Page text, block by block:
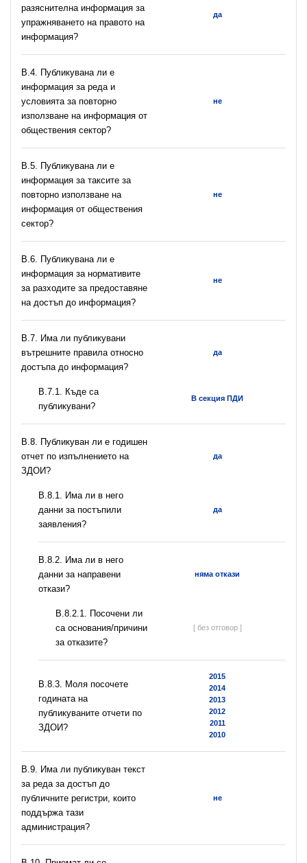
разяснителна информация за
упражняването на правото на
информация?
да
В.4. Публикувана ли е
информация за реда и
условията за повторно
използване на информация от
обществения сектор?
не
В.5. Публикувана ли е
информация за таксите за
повторно използване на
информация от обществения
сектор?
не
В.6. Публикувана ли е
информация за нормативите
за разходите за предоставяне
на достъп до информация?
не
В.7. Има ли публикувани
вътрешните правила относно
достъпа до информация?
да
В.7.1. Къде са
публикувани?
В секция ПДИ
В.8. Публикуван ли е годишен
отчет по изпълнението на
ЗДОИ?
да
В.8.1. Има ли в него
данни за постъпили
заявления?
да
В.8.2. Има ли в него
данни за направени
откази?
няма откази
В.8.2.1. Посочени ли
са основания/причини
за отказите?
[ без отговор ]
В.8.3. Моля посочете
годината на
публикуваните отчети по
ЗДОИ?
2015
2014
2013
2012
2011
2010
В.9. Има ли публикуван текст
за реда за достъп до
публичните регистри, които
поддържа тази
администрация?
не